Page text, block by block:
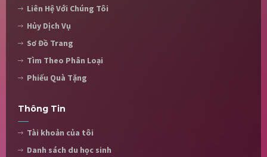
Liên Hệ Với Chúng Tôi
Hủy Dịch Vụ
Sơ Đồ Trang
Tìm Theo Phân Loại
Phiếu Quà Tặng
Thông Tin
Tài khoản của tôi
Danh sách du học sinh